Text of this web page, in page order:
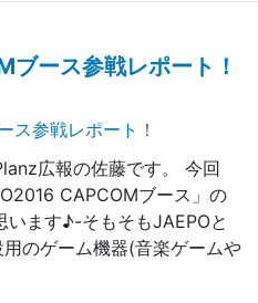
ース参戦レポート！
広報の佐藤です。 今回
CAPCOMブース」の
います♪-そもそもJAEPOと
のゲーム機器(音楽ゲームや